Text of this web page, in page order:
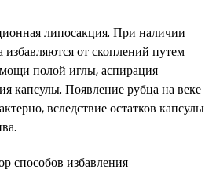
липосакция. При наличии
от скоплений путем
полой иглы, аспирация
капсулы. Появление рубца на веке
вследствие остатков капсулы